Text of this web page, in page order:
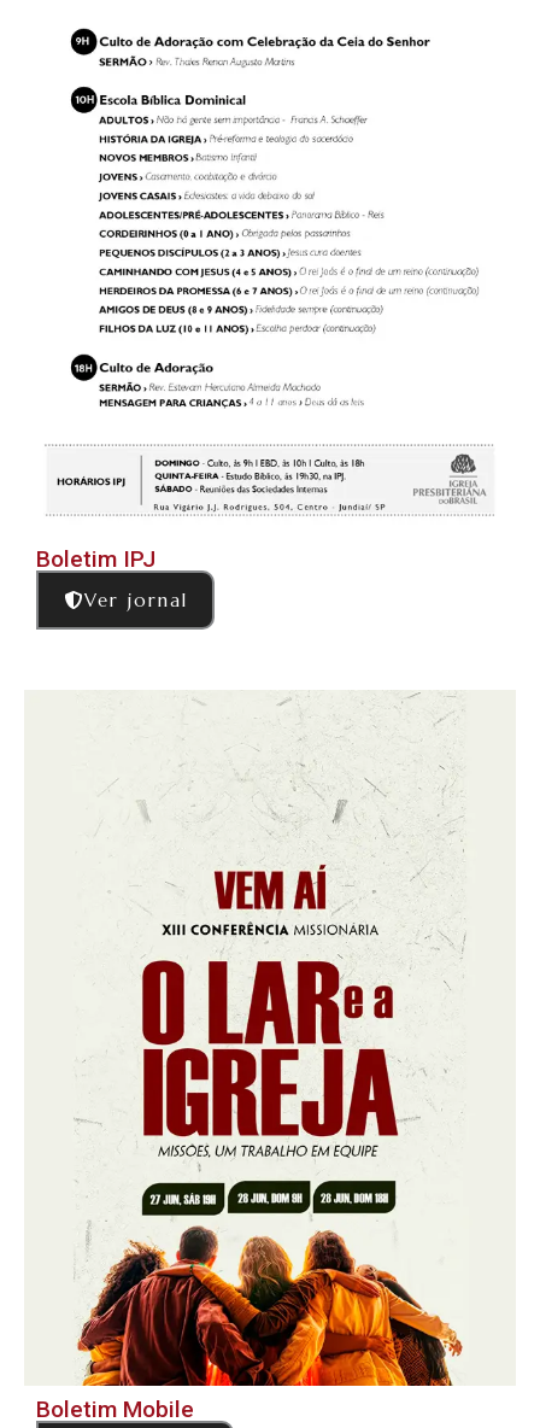
Boletim IPJ
Ver jornal
Boletim Mobile